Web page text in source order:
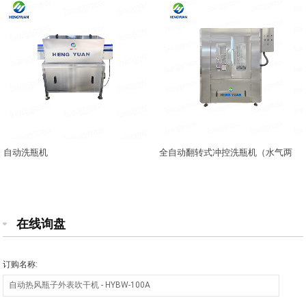
自动洗瓶机
全自动翻转式冲控洗瓶机（水气两
在线询盘
订购名称: